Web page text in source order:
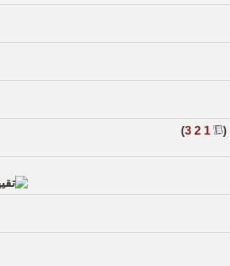
(
1
2
3
)